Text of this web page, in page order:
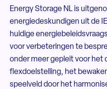
Energy Storage NL is
energiedeskundigen uit de
huidige
voor verbeteringen te
onder meer gepleit voor het
flexdoelstelling, het
speelveld door het